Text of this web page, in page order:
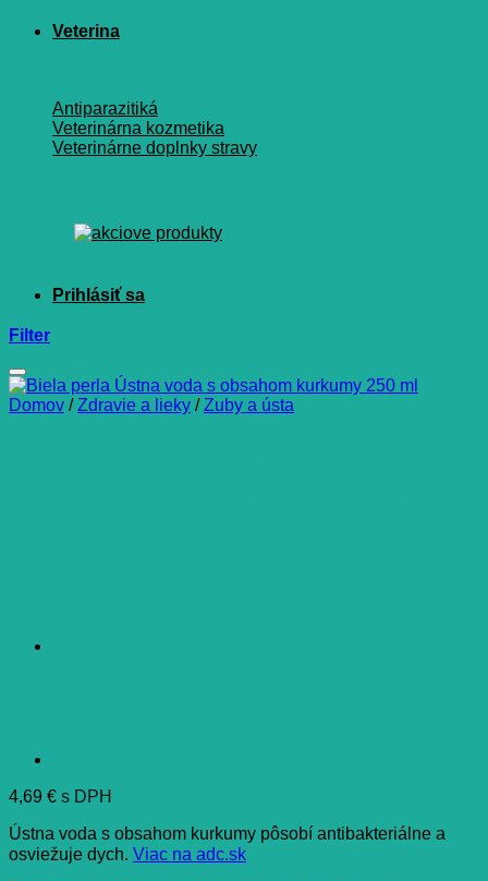
Veterina
Antiparazitiká
Veterinárna kozmetika
Veterinárne doplnky stravy
Filter
Domov / Zdravie a lieky / Zuby a ústa
4,69 € s DPH
Ústna voda s obsahom kurkumy pôsobí antibakteriálne a
osviežuje dych. Viac na adc.sk